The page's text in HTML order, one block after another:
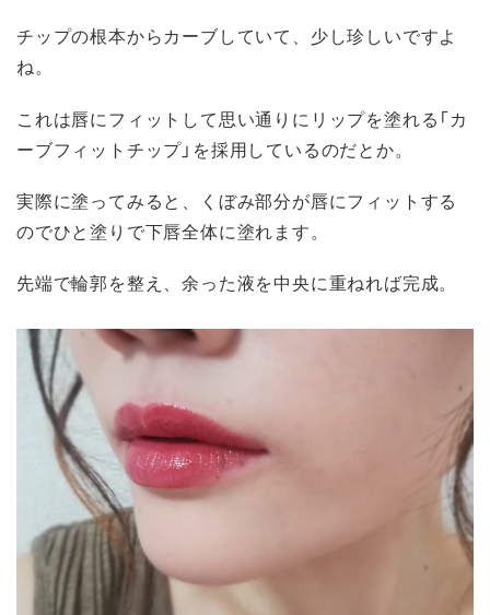
チップの根本からカーブしていて、少し珍しいですよ
ね。
これは唇にフィットして思い通りにリップを塗れる「カ
ーブフィットチップ」を採用しているのだとか。
実際に塗ってみると、くぼみ部分が唇にフィットする
のでひと塗りで下唇全体に塗れます。
先端で輪郭を整え、余った液を中央に重ねれば完成。